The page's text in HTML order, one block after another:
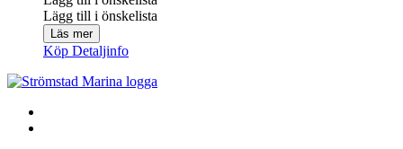
Lägg till i önskelista
Läs mer
Köp Detaljinfo